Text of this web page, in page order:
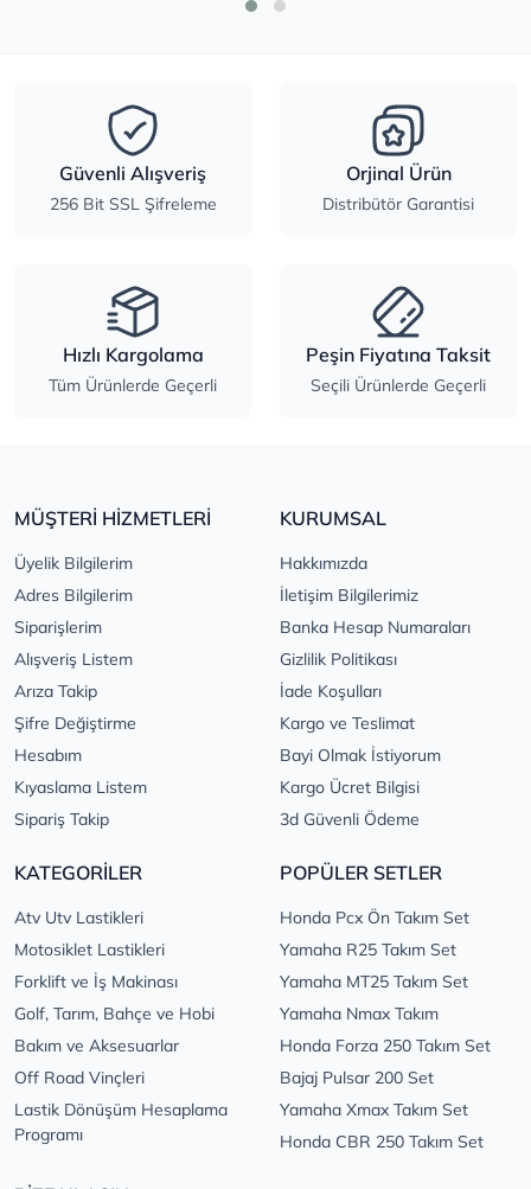
Güvenli Alışveriş
256 Bit SSL Şifreleme
Orjinal Ürün
Distribütör Garantisi
Hızlı Kargolama
Tüm Ürünlerde Geçerli
Peşin Fiyatına Taksit
Seçili Ürünlerde Geçerli
MÜŞTERİ HİZMETLERİ
Üyelik Bilgilerim
Adres Bilgilerim
Siparişlerim
Alışveriş Listem
Arıza Takip
Şifre Değiştirme
Hesabım
Kıyaslama Listem
Sipariş Takip
KURUMSAL
Hakkımızda
İletişim Bilgilerimiz
Banka Hesap Numaraları
Gizlilik Politikası
İade Koşulları
Kargo ve Teslimat
Bayi Olmak İstiyorum
Kargo Ücret Bilgisi
3d Güvenli Ödeme
KATEGORİLER
Atv Utv Lastikleri
Motosiklet Lastikleri
Forklift ve İş Makinası
Golf, Tarım, Bahçe ve Hobi
Bakım ve Aksesuarlar
Off Road Vinçleri
Lastik Dönüşüm Hesaplama
Programı
POPÜLER SETLER
Honda Pcx Ön Takım Set
Yamaha R25 Takım Set
Yamaha MT25 Takım Set
Yamaha Nmax Takım
Honda Forza 250 Takım Set
Bajaj Pulsar 200 Set
Yamaha Xmax Takım Set
Honda CBR 250 Takım Set